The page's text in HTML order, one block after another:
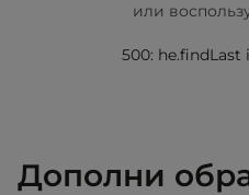
или
500:
Дополни